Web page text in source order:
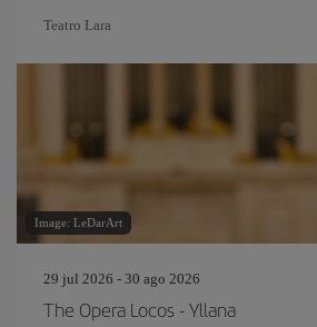
Teatro Lara
Image: LeDarArt
29 jul 2026 - 30 ago 2026
The Opera Locos - Yllana